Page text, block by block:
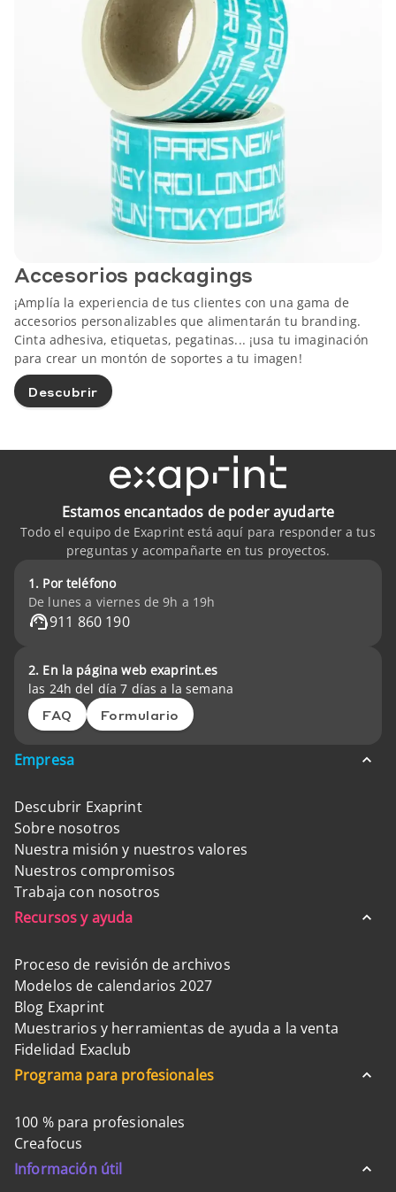
Accesorios packagings
¡Amplía la experiencia de tus clientes con una gama de
accesorios personalizables que alimentarán tu branding.
Cinta adhesiva, etiquetas, pegatinas... ¡usa tu imaginación
para crear un montón de soportes a tu imagen!
Descubrir
Estamos encantados de poder ayudarte
Todo el equipo de Exaprint está aquí para responder a tus
preguntas y acompañarte en tus proyectos.
1. Por teléfono
De lunes a viernes de 9h a 19h
911 860 190
2. En la página web exaprint.es
las 24h del día 7 días a la semana
FAQ Formulario
Empresa
Descubrir Exaprint
Sobre nosotros
Nuestra misión y nuestros valores
Nuestros compromisos
Trabaja con nosotros
Recursos y ayuda
Proceso de revisión de archivos
Modelos de calendarios 2027
Blog Exaprint
Muestrarios y herramientas de ayuda a la venta
Fidelidad Exaclub
Programa para profesionales
100 % para profesionales
Creafocus
Información útil